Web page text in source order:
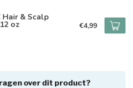
Hair & Scalp
oz €4,99
over dit product?